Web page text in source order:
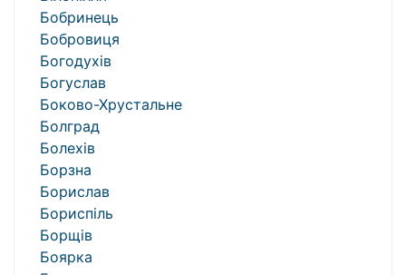
Бобринець
Бобровиця
Богодухів
Богуслав
Боково-Хрустальне
Болград
Болехів
Борзна
Борислав
Бориспіль
Борщів
Боярка